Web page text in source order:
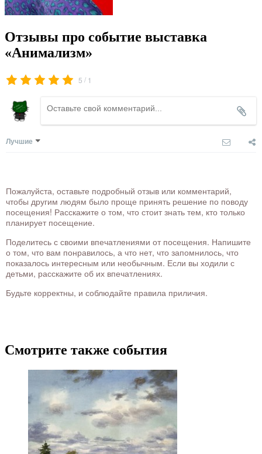
Отзывы про событие выставка
«Анимализм»
5 / 1
Лучшие
Пожалуйста, оставьте подробный отзыв или комментарий,
чтобы другим людям было проще принять решение по поводу
посещения! Расскажите о том, что стоит знать тем, кто только
планирует посещение.
Поделитесь с своими впечатлениями от посещения. Напишите
о том, что вам понравилось, а что нет, что запомнилось, что
показалось интересным или необычным. Если вы ходили с
детьми, расскажите об их впечатлениях.
Будьте корректны, и соблюдайте правила приличия.
Смотрите также события